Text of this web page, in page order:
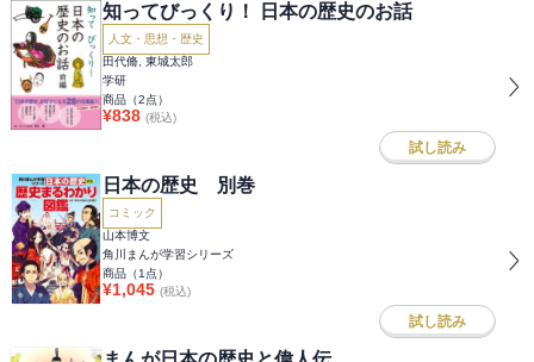
知ってびっくり！ 日本の歴史のお話
人文・思想・歴史
田代脩, 東城太郎
学研
商品（2点）
¥838 (税込)
試し読み
日本の歴史 別巻
コミック
山本博文
角川まんが学習シリーズ
商品（1 点）
¥1,045 (税込)
試し読み